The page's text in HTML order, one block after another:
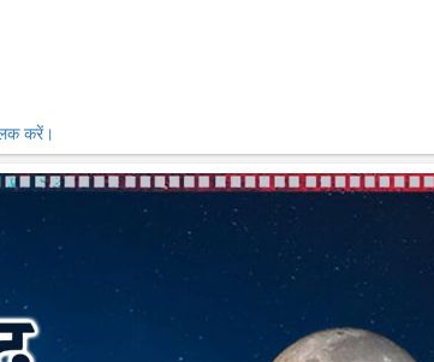
करें।